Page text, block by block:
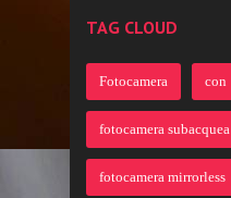
TAG CLOUD
Fotocamera con
fotocamera subacquea
fotocamera mirrorless